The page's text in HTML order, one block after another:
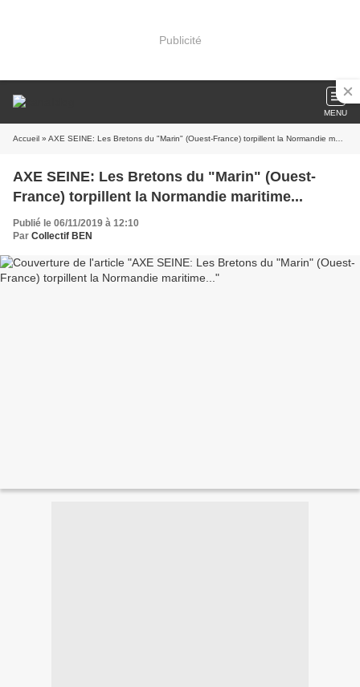
Publicité
MENU
Accueil » AXE SEINE: Les Bretons du "Marin" (Ouest-France) torpillent la Normandie maritime...
AXE SEINE: Les Bretons du "Marin" (Ouest-
France) torpillent la Normandie maritime...
Publié le 06/11/2019 à 12:10
Par Collectif BEN